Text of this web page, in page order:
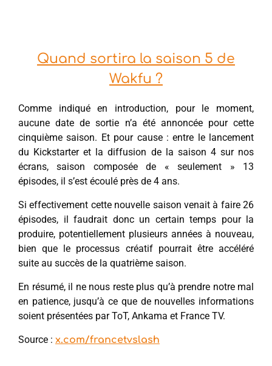
Quand sortira la saison 5 de
Wakfu ?
Comme indiqué en introduction, pour le moment,
aucune date de sortie n’a été annoncée pour cette
cinquième saison. Et pour cause : entre le lancement
du Kickstarter et la diffusion de la saison 4 sur nos
écrans, saison composée de « seulement » 13
épisodes, il s’est écoulé près de 4 ans.
Si effectivement cette nouvelle saison venait à faire 26
épisodes, il faudrait donc un certain temps pour la
produire, potentiellement plusieurs années à nouveau,
bien que le processus créatif pourrait être accéléré
suite au succès de la quatrième saison.
En résumé, il ne nous reste plus qu’à prendre notre mal
en patience, jusqu’à ce que de nouvelles informations
soient présentées par ToT, Ankama et France TV.
Source : x.com/francetvslash